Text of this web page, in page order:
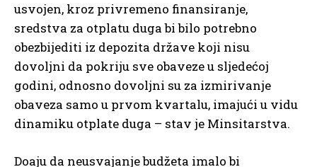
usvojen, kroz privremeno finansiranje,
sredstva za otplatu duga bi bilo potrebno
obezbijediti iz depozita države koji nisu
dovoljni da pokriju sve obaveze u sljedećoj
godini, odnosno dovoljni su za izmirivanje
obaveza samo u prvom kvartalu, imajući u vidu
dinamiku otplate duga – stav je Minsitarstva.
Doaju da neusvajanje budžeta imalo bi